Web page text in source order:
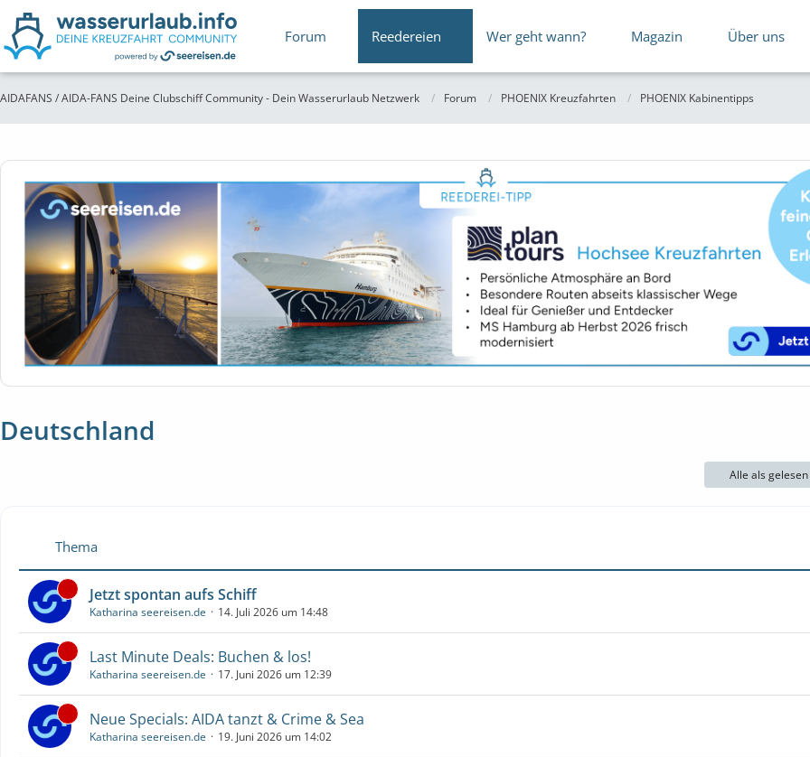
Forum Reedereien Wer geht wann? Magazin Über uns
AIDAFANS / AIDA-FANS Deine Clubschiff Community - Dein Wasserurlaub Netzwerk Forum PHOENIX Kreuzfahrten PHOENIX Kabinentipps
Deutschland
Alle als
Thema
Jetzt spontan aufs Schiff
Katharina seereisen.de 14. Juli 2026 um 14:48
Last Minute Deals: Buchen & los!
Katharina seereisen.de 17. Juni 2026 um 12:39
Neue Specials: AIDA tanzt & Crime & Sea
Katharina seereisen.de 19. Juni 2026 um 14:02